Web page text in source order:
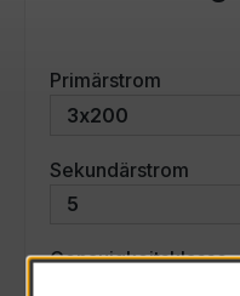
Primärstrom
Sekundärstrom
Genauigkeitsklasse